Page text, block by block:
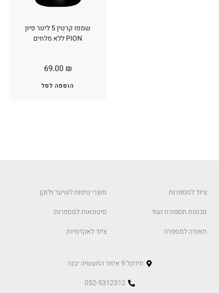
שמפו קרטין 5 ליטר פיון
PION ללא מלחים
69.00 ₪
הוספה לסל
ציוד למספרות
מכונות תספורת ועוד
תאורה למספרה
מוצרי טיפוח לשיער ולזקן
סיטונאות למספרות
ציוד לאקדמיות
חידקל 9 איזור התעשיה יבנה
052-5312312